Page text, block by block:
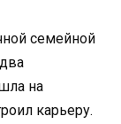
семейной
на
карьеру.